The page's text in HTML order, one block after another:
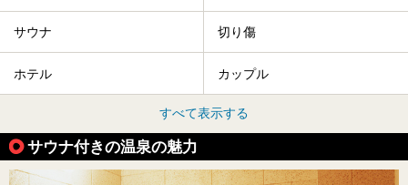
サウナ 切り傷
ホテル カップル
すべて表示する
サウナ付きの温泉の魅力